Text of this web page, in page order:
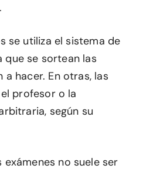
.
se utiliza el sistema de
que se sortean las
hacer. En otras, las
profesor o la
según su
no suele ser